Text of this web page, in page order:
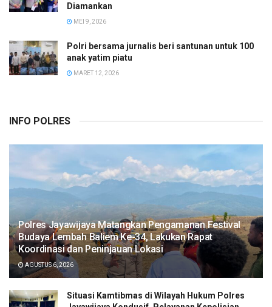
Diamankan
MEI 9, 2026
Polri bersama jurnalis beri santunan untuk 100
anak yatim piatu
MARET 12, 2026
INFO POLRES
Polres Jayawijaya Matangkan Pengamanan Festival
Budaya Lembah Baliem Ke-34, Lakukan Rapat
Koordinasi dan Peninjauan Lokasi
AGUSTUS 6, 2026
Situasi Kamtibmas di Wilayah Hukum Polres